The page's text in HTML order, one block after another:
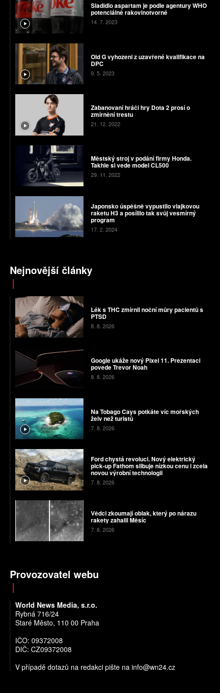
Sladidlo aspartam je podle agentury WHO
potenciálně rakovinotvorné
14. 7. 2023
Old G vyhozeni z uzavřené kvalifikace na
DPC
9. 5. 2023
Zabanovaní hráči hry Dota 2 prosí o
zmírnění trestu
21. 12. 2022
Městský stroj v podání firmy Honda.
Takhle si vede model CL500
29. 11. 2022
Japonsko úspěšně vypustilo vlajkovou
raketu H3 a posílilo tak svůj vesmírný
program
17. 2. 2024
Nejnovější články
Lék s THC zmírnil noční můry pacientů s
PTSD
8. 8. 2026
Google ukáže nový Pixel 11. Prezentaci
povede Trevor Noah
8. 8. 2026
Na Tobago Cays potkáte víc mořských
želv než turistů
7. 8. 2026
Ford chystá revoluci. Nový elektrický
pick-up Fathom slibuje nízkou cenu i zcela
novou výrobní technologii
7. 8. 2026
Vědci zkoumají oblak, který po nárazu
rakety zahalil Měsíc
7. 8. 2026
Provozovatel webu
World News Media, s.r.o.
Rybná 716/24
Staré Město, 110 00 Praha
IČO: 09372008
DIČ: CZ09372008
V případě dotazů na redakci pište na info@wn24.cz